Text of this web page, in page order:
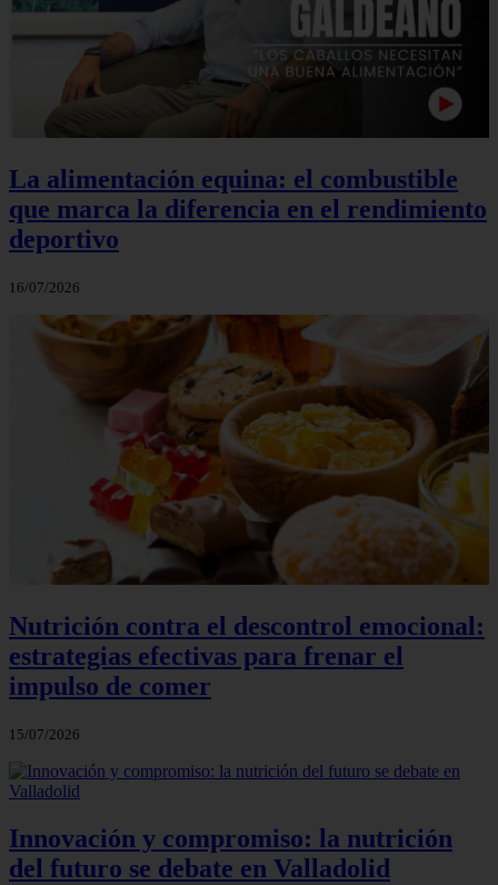
La alimentación equina: el combustible
que marca la diferencia en el rendimiento
deportivo
16/07/2026
Nutrición contra el descontrol emocional:
estrategias efectivas para frenar el
impulso de comer
15/07/2026
Innovación y compromiso: la nutrición
del futuro se debate en Valladolid